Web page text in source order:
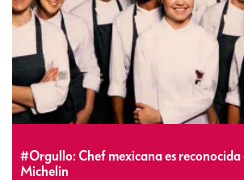
#Orgullo: Chef mexicana es reconocida
Michelin